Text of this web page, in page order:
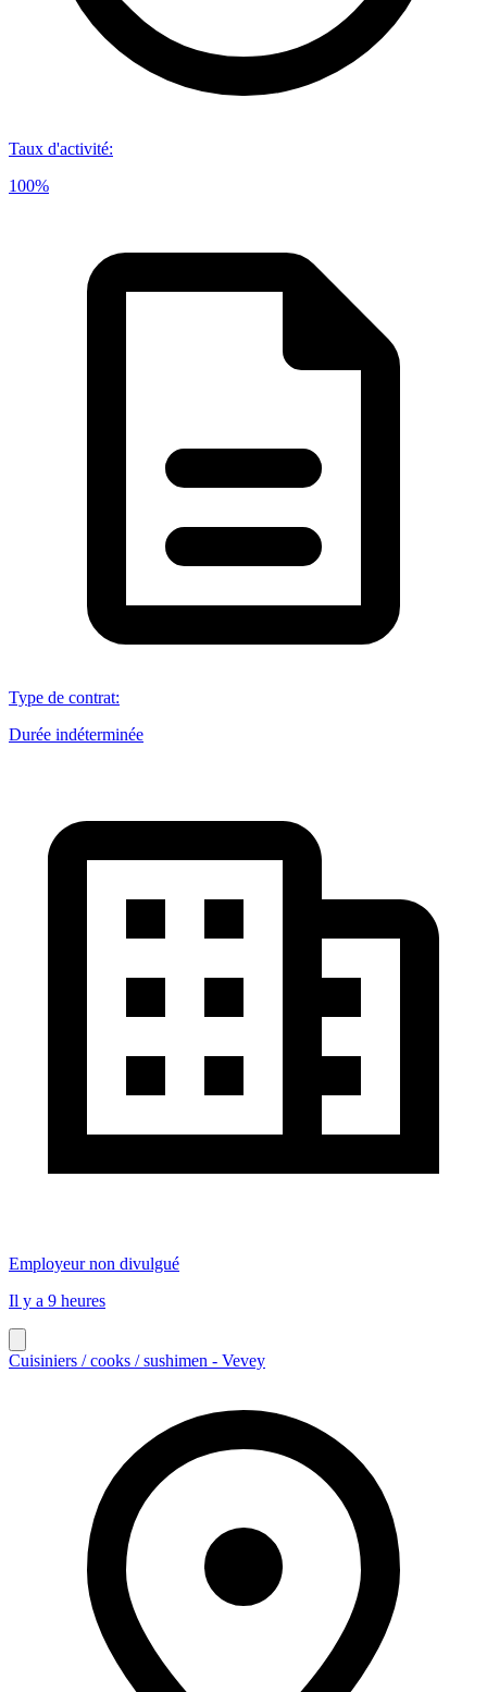
Taux d'activité:
100%
Type de contrat:
Durée indéterminée
Employeur non divulgué
Il y a 9 heures
Cuisiniers / cooks / sushimen - Vevey